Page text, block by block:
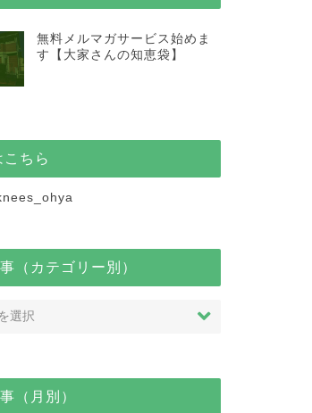
無料メルマガサービス始めま
す【大家さんの知恵袋】
ちら
（カテゴリー別）
（月別）